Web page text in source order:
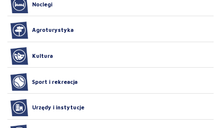
Noclegi
Agroturystyka
Kultura
Sport i rekreacja
Urzędy i instytucje